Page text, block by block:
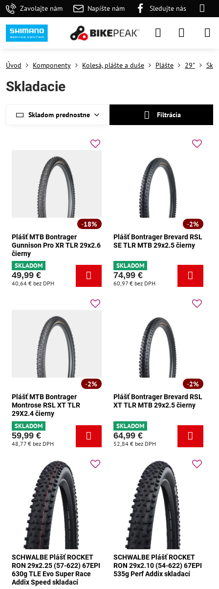
Zavolajte nám Napíšte nám Sledujte nás
Úvod Komponenty Kolesá, plášte a duše Plášte 29"
Skladacie
Skladom prednostne Filtrácia
18%
Plášť MTB Bontrager
Gunnison Pro XR TLR 29x2.6
čierny
SKLADOM
49,99 €
40,64 € bez DPH
2%
Plášť Bontrager Brevard RSL
SE TLR MTB 29x2.5 čierny
SKLADOM
74,99 €
60,97 € bez DPH
2%
Plášť MTB Bontrager
Montrose RSL XT TLR
29X2.4 čierny
SKLADOM
59,99 €
48,77 € bez DPH
2%
Plášť Bontrager Brevard RSL
XT TLR MTB 29x2.5 čierny
SKLADOM
64,99 €
52,84 € bez DPH
SCHWALBE Plášť ROCKET
RON 29x2.25 (57-622) 67EPI
630g TLE Evo Super Race
Addix Speed skladací
SCHWALBE Plášť ROCKET
RON 29x2.10 (54-622) 67EPI
535g Perf Addix skladací